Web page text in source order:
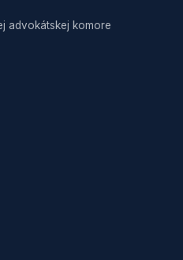
advokátskej komore